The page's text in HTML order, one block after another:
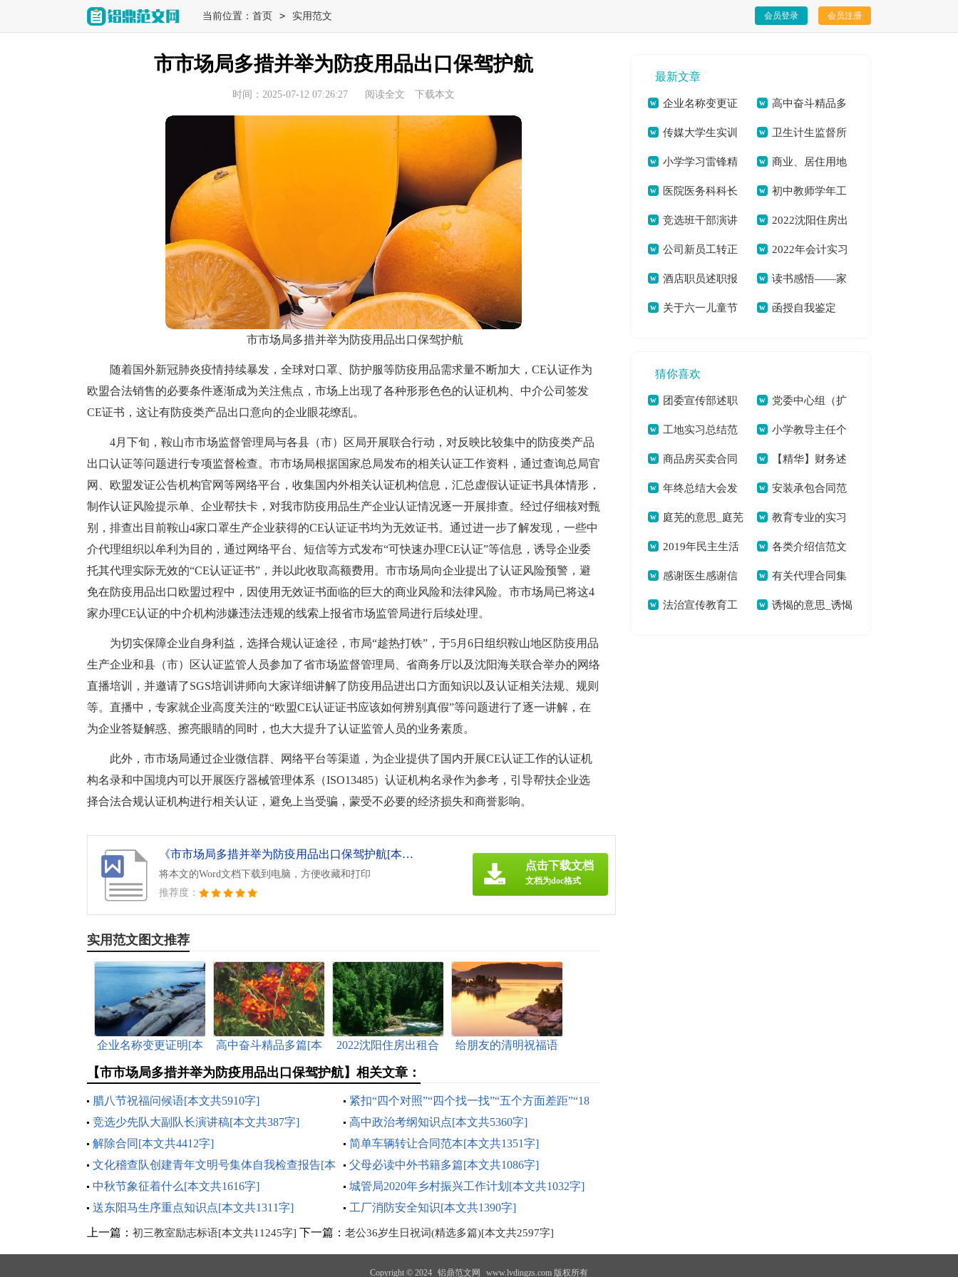
当前位置： 首页 > 实用范文 会员登录 会员注册
市市场局多措并举为防疫用品出口保驾护航
时间：2025-07-12 07:26:27 阅读全文 下载本文
市市场局多措并举为防疫用品出口保驾护航
随着国外新冠肺炎疫情持续暴发，全球对口罩、防护服等防疫用品需求量不断加大，CE认证作为
欧盟合法销售的必要条件逐渐成为关注焦点，市场上出现了各种形形色色的认证机构、中介公司签发
CE证书，这让有防疫类产品出口意向的企业眼花缭乱。
4月下旬，鞍山市市场监督管理局与各县（市）区局开展联合行动，对反映比较集中的防疫类产品
出口认证等问题进行专项监督检查。市市场局根据国家总局发布的相关认证工作资料，通过查询总局官
网、欧盟发证公告机构官网等网络平台，收集国内外相关认证机构信息，汇总虚假认证证书具体情形，
制作认证风险提示单、企业帮扶卡，对我市防疫用品生产企业认证情况逐一开展排查。经过仔细核对甄
别，排查出目前鞍山4家口罩生产企业获得的CE认证证书均为无效证书。通过进一步了解发现，一些中
介代理组织以牟利为目的，通过网络平台、短信等方式发布“可快速办理CE认证”等信息，诱导企业委
托其代理实际无效的“CE认证证书”，并以此收取高额费用。市市场局向企业提出了认证风险预警，避
免在防疫用品出口欧盟过程中，因使用无效证书面临的巨大的商业风险和法律风险。市市场局已将这4
家办理CE认证的中介机构涉嫌违法违规的线索上报省市场监管局进行后续处理。
为切实保障企业自身利益，选择合规认证途径，市局“趁热打铁”，于5月6日组织鞍山地区防疫用品
生产企业和县（市）区认证监管人员参加了省市场监督管理局、省商务厅以及沈阳海关联合举办的网络
直播培训，并邀请了SGS培训讲师向大家详细讲解了防疫用品进出口方面知识以及认证相关法规、规则
等。直播中，专家就企业高度关注的“欧盟CE认证证书应该如何辨别真假”等问题进行了逐一讲解，在
为企业答疑解惑、擦亮眼睛的同时，也大大提升了认证监管人员的业务素质。
此外，市市场局通过企业微信群、网络平台等渠道，为企业提供了国内开展CE认证工作的认证机
构名录和中国境内可以开展医疗器械管理体系（ISO13485）认证机构名录作为参考，引导帮扶企业选
择合法合规认证机构进行相关认证，避免上当受骗，蒙受不必要的经济损失和商誉影响。
《市市场局多措并举为防疫用品出口保驾护航[本文共780字].doc》
将本文的Word文档下载到电脑，方便收藏和打印
推荐度：
点击下载文档
文档为doc格式
实用范文图文推荐
企业名称变更证明[本
高中奋斗精品多篇[本
2022沈阳住房出租合
字]
给朋友的清明祝福语
【市市场局多措并举为防疫用品出口保驾护航】相关文章：
腊八节祝福问候语[本文共5910字]
紧扣“四个对照”“四个找一找”“五个方面差距”“18
个是否”专题民主生活会检视剖析材料[本文共3479
字]
竞选少先队大副队长演讲稿[本文共387字]
高中政治考纲知识点[本文共5360字]
解除合同[本文共4412字]
简单车辆转让合同范本[本文共1351字]
文化稽查队创建青年文明号集体自我检查报告[本
文共10062字]
父母必读中外书籍多篇[本文共1086字]
中秋节象征着什么[本文共1616字]
城管局2020年乡村振兴工作计划[本文共1032字]
送东阳马生序重点知识点[本文共1311字]
工厂消防安全知识[本文共1390字]
上一篇： 初三教室励志标语[本文共11245字] 下一篇： 老公36岁生日祝词(精选多篇)[本文共2597字]
最新文章
企业名称变更证
明[本文共3101字]
高中奋斗精品多
篇[本文共3741字]
传媒大学生实训
心得体会[本文共
11684字]
卫生计生监督所
2020年国家“双随
机”半年工作总结[本
文共559字]
小学学习雷锋精
神国旗下讲话稿[本
文共2120字]
商业、居住用地
规划设计说明[本文
共3677字]
医院医务科科长
竞职演讲稿(精选多
篇)[本文共4251字]
初中教师学年工
作自我鉴定[本文共
6359字]
竞选班干部演讲
稿[本文共4482字]
2022沈阳住房出
租合同书面版[本文
共4658字]
公司新员工转正
个人工作总结
2021[本文共7665字]
2022年会计实习
工作总结多篇[本文
共9747字]
酒店职员述职报
告怎么写多篇[本文
读书感悟——家
庭教育对儿童成长的
关于六一儿童节
5081字]
函授自我鉴定
猜你喜欢
团委宣传部述职
报告集合9篇[本文共
8388字]
党委中心组（扩
大）第三次集中学习
发言稿暨学习毛南族
实现整族脱贫重要指
示精神心得[本文共
2101字]
工地实习总结范
文合集8篇[本文共
16311字]
小学教导主任个
人述职报告七篇[本
文共11263字]
商品房买卖合同
范本15篇[本文共
23062字]
【精华】财务述
职锦集5篇[本文共
7451字]
年终总结大会发
言稿汇总七篇[本文
共6136字]
安装承包合同范
本[本文共21041字]
庭芜的意思_庭芜
的拼音[本文共56字]
教育专业的实习
总结[本文共34395
字]
2019年民主生活
会批评与自我批评
[本文共1400字]
各类介绍信范文
[本文共598字]
感谢医生感谢信
[本文共7661字]
有关代理合同集
锦八篇[本文共9546
法治宣传教育工 诱愒的意思_诱愒
Copyright © 2024 铝鼎范文网 www.lvdingzs.com 版权所有